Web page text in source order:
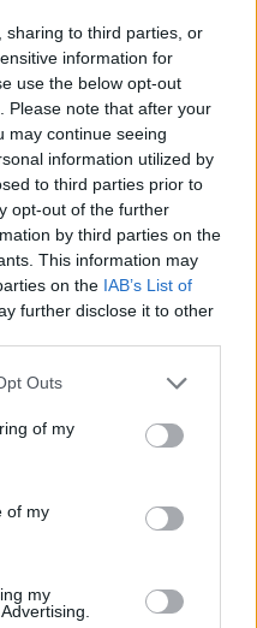
sharing to third parties, or
information for
use the below opt-out
Please note that after your
may continue seeing
information utilized by
to third parties prior to
opt-out of the further
by third parties on the
This information may
on the IAB’s List of
further disclose it to other
uses one or more Google
You may click to
its third-party tags to
purposes in below Google
Outs
of my
of my
my
akivel a
meg.
kell mondanod egy
kell foglalkoznod -
megtervezned a
a lehető
és anyagi sikert,
lesz.
miatt a
érezheted magad,
az idődet.